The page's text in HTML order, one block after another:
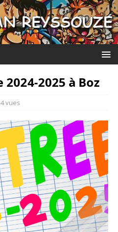
2025 à Boz
vues